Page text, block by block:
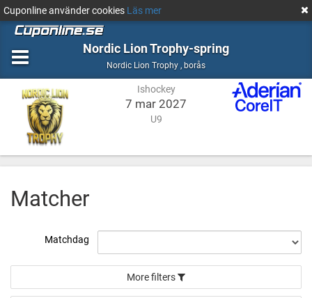
Cuponline använder cookies Läs mer
Nordic Lion Trophy-spring
Nordic Lion Trophy , Ishockey
boråsborås
Ishockey
7 mar 2027
U9
Matcher
Matchdag
More filters